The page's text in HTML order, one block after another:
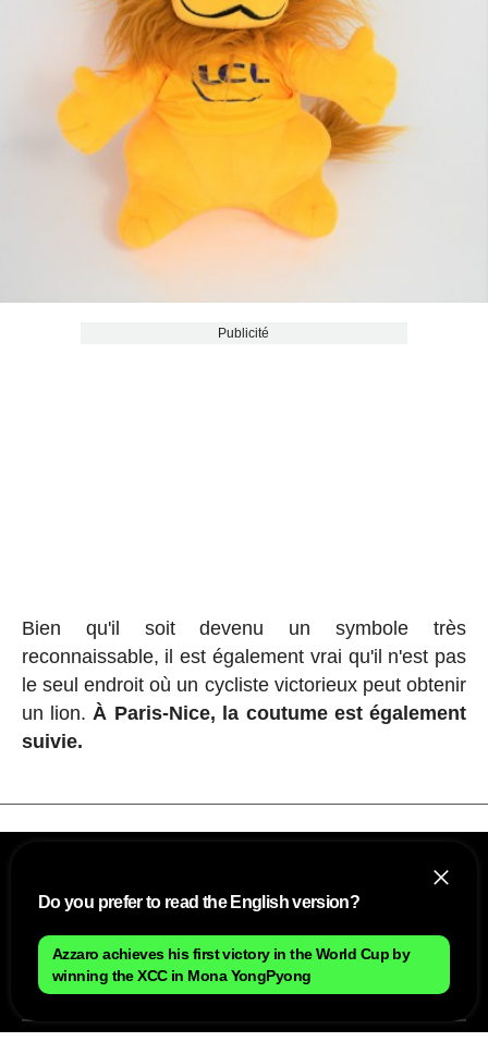
Publicité
Bien qu'il soit devenu un symbole très
reconnaissable, il est également vrai qu'il n'est pas
le seul endroit où un cycliste victorieux peut obtenir
un lion.À Paris-Nice, la coutume est également
suivie.
Do you prefer to read the English version?
Azzaro achieves his first victory in the World Cup by
winning the XCC in Mona YongPyong